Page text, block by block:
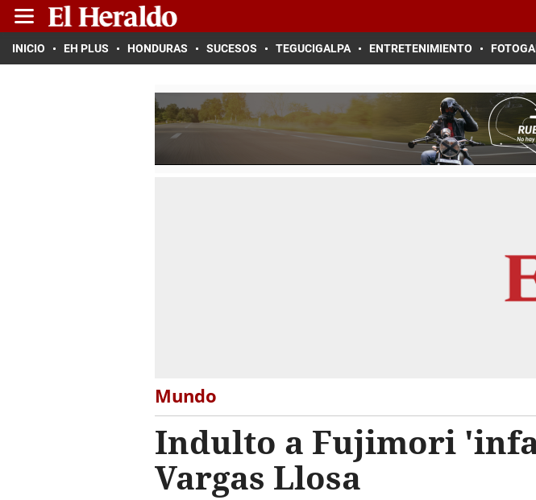
INICIO EH PLUS HONDURAS SUCESOS TEGUCIGALPA ENTRETENIMIENTO
Mundo
Indulto a Fujimori
Vargas Llosa